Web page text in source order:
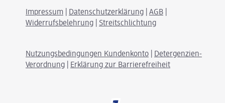
Impressum Datenschutzerklärung AGB
Widerrufsbelehrung
Streitschlichtung
Nutzungsbedingungen Kundenkonto
Detergenzien-
Verordnung
Erklärung zur Barrierefreiheit